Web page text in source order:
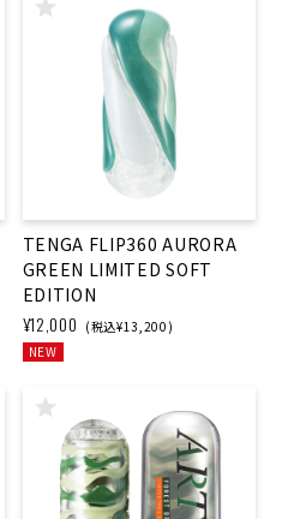
TENGA FLIP360 AURORA
GREEN LIMITED SOFT
EDITION
¥12,000 (税込¥13,200)
NEW